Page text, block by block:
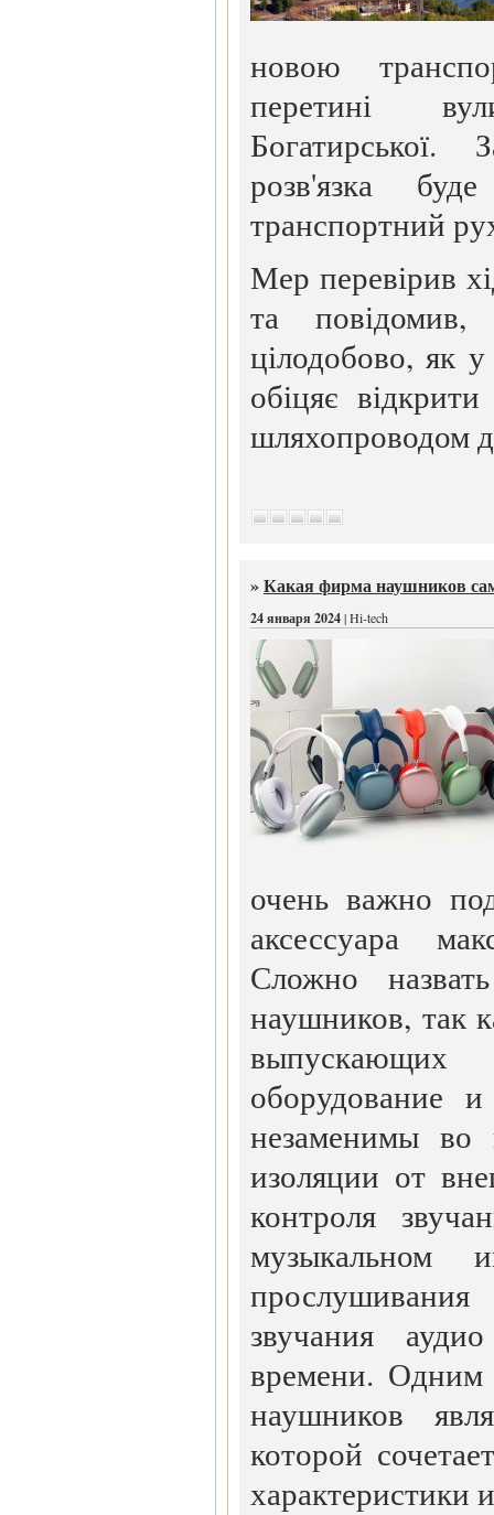
новою
перетині
розв'язка
транспортний
Мер перевірив
та
цілодобово, як у
обіцяє
шляхопроводом
»Какая фирма наушников
24 января 2024| Hi-tech
очень важно
аксессуара
Сложно
наушников, так
выпускающих
оборудование
незаменимы во
изоляции от
контроля
музыкальном
звучания
времени. Одним
наушников
которой
характеристики